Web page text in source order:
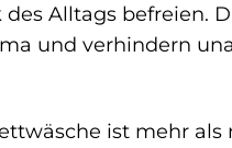
Alltags befreien.
und verhindern
ist mehr